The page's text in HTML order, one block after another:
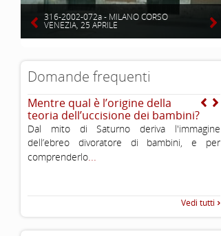
316-2002-072a - MILANO CORSO
VENEZIA, 25 APRILE
Domande frequenti
Mentre qual è l’origine della
teoria dell’uccisione dei bambini?
Dal mito di Saturno deriva l'immagine
dell’ebreo divoratore di bambini, e per
comprenderlo...
Vedi tutti